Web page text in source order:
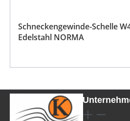
Schneckengewinde-Schelle
Edelstahl NORMA